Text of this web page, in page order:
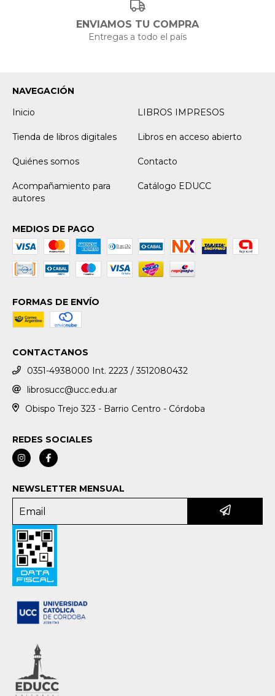
ENVIAMOS TU COMPRA
Entregas a todo el país
NAVEGACIÓN
Inicio
LIBROS IMPRESOS
Tienda de libros digitales Libros en acceso abierto
Quiénes somos Contacto
Acompañamiento para
autores
Catálogo EDUCC
MEDIOS DE PAGO
FORMAS DE ENVÍO
CONTACTANOS
0351-4938000 Int. 2223 / 3512080432
librosucc@ucc.edu.ar
Obispo Trejo 323 - Barrio Centro - Córdoba
REDES SOCIALES
NEWSLETTER MENSUAL